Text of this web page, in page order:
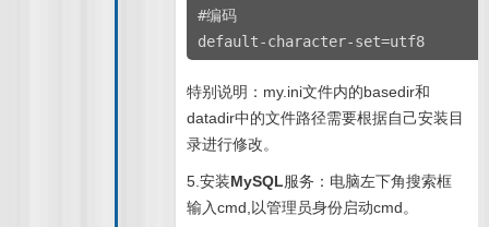
#编码
default-character-set=utf8
特别说明：my.ini文件内的basedir和
datadir中的文件路径需要根据自己安装目
录进行修改。
5.安装MySQL服务：电脑左下角搜索框
输入cmd,以管理员身份启动cmd。